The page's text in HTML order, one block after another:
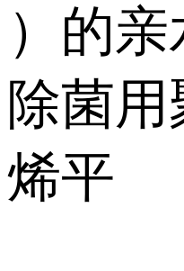
）的
除菌
烯平